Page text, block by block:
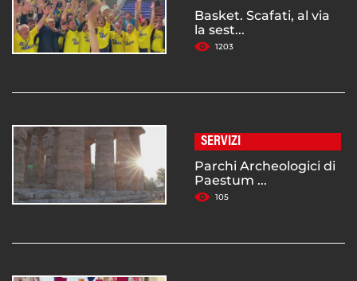
Basket. Scafati, al via
la sest...
1203
SERVIZI
Parchi Archeologici di
Paestum ...
105